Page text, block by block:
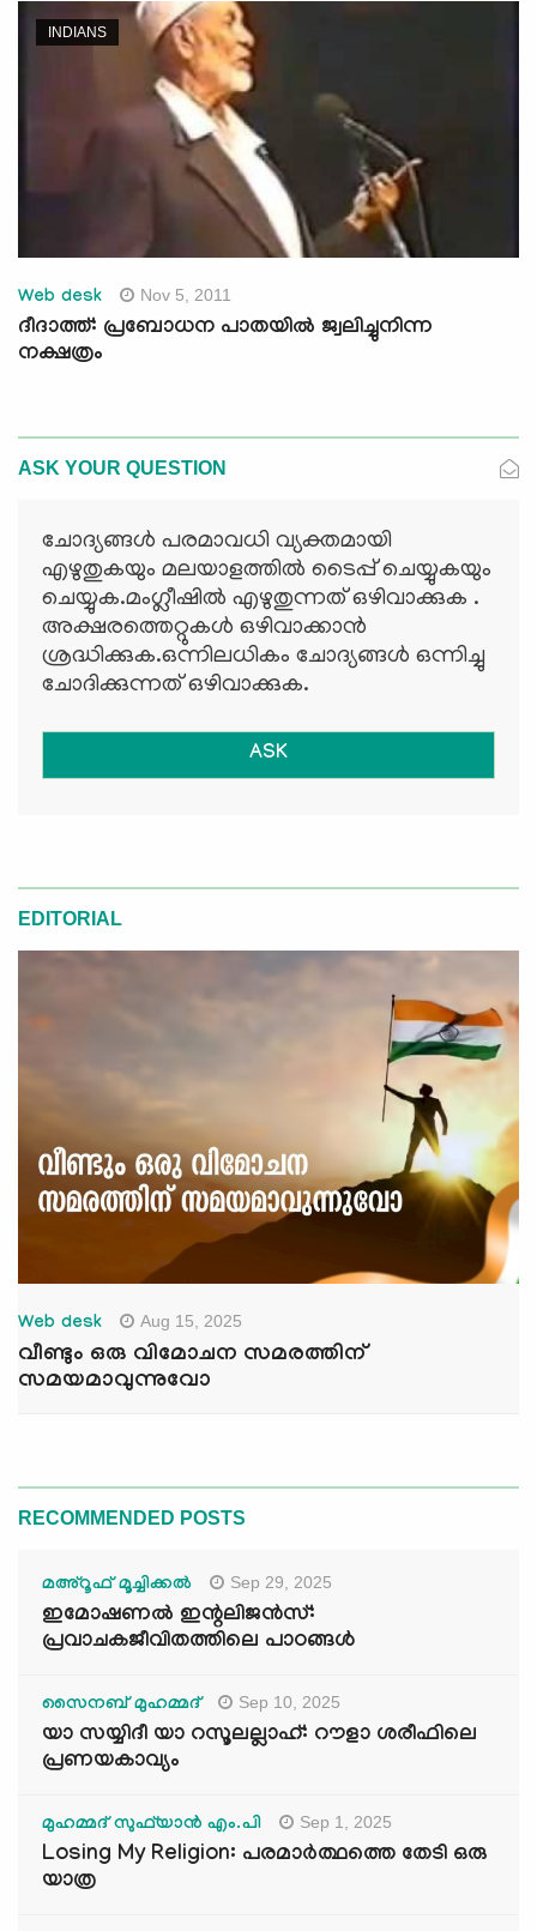
INDIANS
Web desk Nov 5, 2011
ദീദാത്ത്: പ്രബോധന പാതയില്‍ ജ്വലിച്ചുനിന്ന
നക്ഷത്രം
ASK YOUR QUESTION
ചോദ്യങ്ങള്‍ പരമാവധി വ്യക്തമായി
എഴുതുകയും മലയാളത്തില്‍ ടൈപ്പ് ചെയ്യുകയും
ചെയ്യുക.മംഗ്ലീഷില്‍ എഴുതുന്നത് ഒഴിവാക്കുക .
അക്ഷരത്തെറ്റുകള്‍ ഒഴിവാക്കാന്‍
ശ്രദ്ധിക്കുക.ഒന്നിലധികം ചോദ്യങ്ങള്‍ ഒന്നിച്ചു
ചോദിക്കുന്നത് ഒഴിവാക്കുക.
ASK
EDITORIAL
Web desk Aug 15, 2025
വീണ്ടും ഒരു വിമോചന സമരത്തിന്
സമയമാവുന്നുവോ
RECOMMENDED POSTS
മഅ്റൂഫ് മൂച്ചിക്കല്‍ Sep 29, 2025
ഇമോഷണൽ ഇന്റലിജൻസ്:
പ്രവാചകജീവിതത്തിലെ പാഠങ്ങൾ
സൈനബ് മുഹമ്മദ് Sep 10, 2025
യാ സയ്യിദീ യാ റസൂലല്ലാഹ്: റൗളാ ശരീഫിലെ
പ്രണയകാവ്യം
മുഹമ്മദ് സുഫ്‌യാൻ എം.പി Sep 1, 2025
Losing My Religion: പരമാർത്ഥത്തെ തേടി ഒരു
യാത്ര